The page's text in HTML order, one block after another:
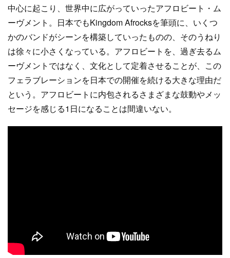
中心に起こり、世界中に広がっていったアフロビート・ム
ーヴメント。日本でもKingdom Afrocksを筆頭に、いくつ
かのバンドがシーンを構築していったものの、そのうねり
は徐々に小さくなっている。アフロビートを、過ぎ去るム
ーヴメントではなく、文化として定着させることが、この
フェラブレーションを日本での開催を続ける大きな理由だ
という。アフロビートに内包されるさまざまな鼓動やメッ
セージを感じる1日になることは間違いない。